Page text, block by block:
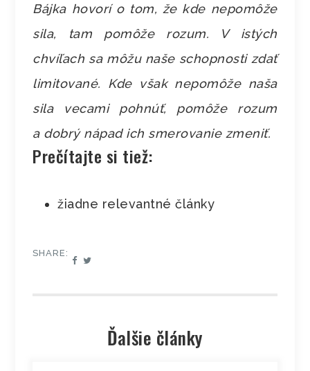
Bájka hovorí o tom, že kde nepomôže
sila, tam pomôže rozum. V istých
chvíľach sa môžu naše schopnosti zdať
limitované. Kde však nepomôže naša
sila vecami pohnúť, pomôže rozum
a dobrý nápad ich smerovanie zmeniť.
Prečítajte si tiež:
žiadne relevantné články
SHARE:
Ďalšie články